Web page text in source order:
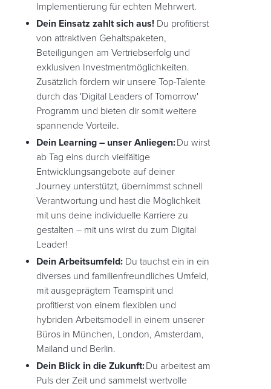
Implementierung für echten Mehrwert.
Dein Einsatz zahlt sich aus! Du profitierst
von attraktiven Gehaltspaketen,
Beteiligungen am Vertriebserfolg und
exklusiven Investmentmöglichkeiten.
Zusätzlich fördern wir unsere Top-Talente
durch das 'Digital Leaders of Tomorrow'
Programm und bieten dir somit weitere
spannende Vorteile.
Dein Learning – unser Anliegen:Du wirst
ab Tag eins durch vielfältige
Entwicklungsangebote auf deiner
Journey unterstützt, übernimmst schnell
Verantwortung und hast die Möglichkeit
mit uns deine individuelle Karriere zu
gestalten – mit uns wirst du zum Digital
Leader!
Dein Arbeitsumfeld: Du tauchst ein in ein
diverses und familienfreundliches Umfeld,
mit ausgeprägtem Teamspirit und
profitierst von einem flexiblen und
hybriden Arbeitsmodell in einem unserer
Büros in München, London, Amsterdam,
Mailand und Berlin.
Dein Blick in die Zukunft:Du arbeitest am
Puls der Zeit und sammelst wertvolle